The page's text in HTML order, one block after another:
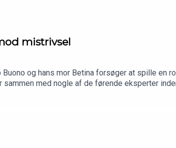
mistrivsel
og hans mor Betina forsøger at spille en
med nogle af de førende eksperter
lærer og Philip - ja han startede allerede i
Skolehjælp. Og selvom det var en